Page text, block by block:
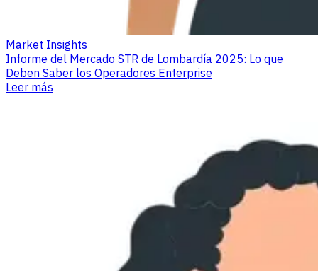
Market Insights
Informe del Mercado STR de Lombardía 2025: Lo que
Deben Saber los Operadores Enterprise
Leer más